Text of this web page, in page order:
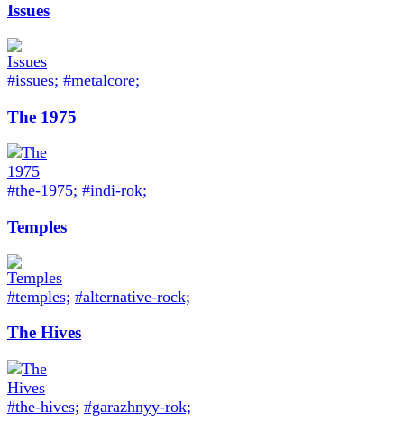
Issues
#issues; #metalcore;
The 1975
#the-1975; #indi-rok;
Temples
#temples; #alternative-rock;
The Hives
#the-hives; #garazhnyy-rok;